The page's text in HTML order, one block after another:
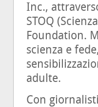
Inc.,
STOQ
Foundation.
scienza e
adulte.
Con